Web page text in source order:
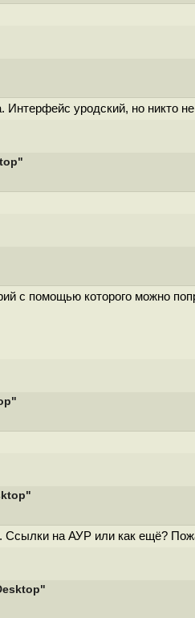
уродский, но никто
с помощью которого можно
на АУР или как ещё?